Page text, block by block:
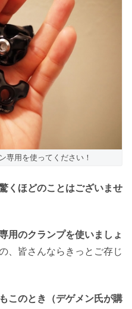
専用を使ってください！
くほどのことはございませ
用のクランプを使いましょ
、皆さんならきっとご存じ
このとき（デゲメン氏が購